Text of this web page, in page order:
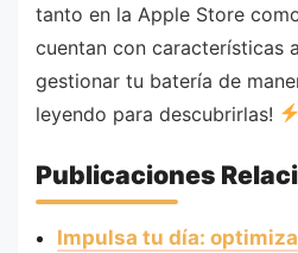
tanto en la Apple Store
cuentan con características
gestionar tu batería de
leyendo para descubrirlas!
Publicaciones
Impulsa tu día: